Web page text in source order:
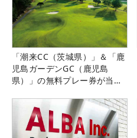
「潮来CC（茨城県）」＆「鹿
児島ガーデンGC（鹿児島
県）」の無料プレー券が当た